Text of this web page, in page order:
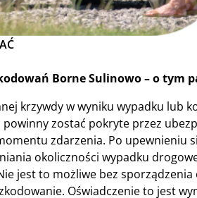
Borne Sulinowo – o tym
krzywdy w wyniku wypadku lub
zostać pokryte przez
zdarzenia. Po upewnieniu
okoliczności wypadku
jest to możliwe bez
Oświadczenie to jest